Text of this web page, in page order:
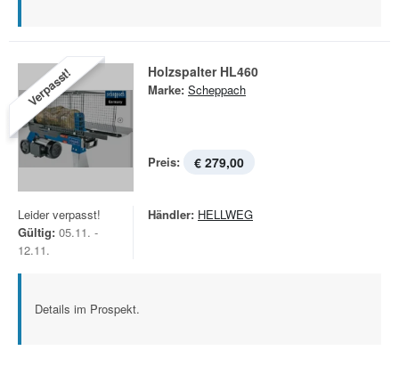
Verpasst! Holzspalter HL460
Marke: Scheppach
Preis: € 279,00
Leider verpasst!
Gültig: 05.11. -
12.11.
Händler: HELLWEG
Details im Prospekt.